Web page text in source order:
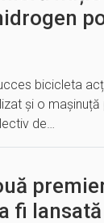
bicicleta
și o
de…
fi